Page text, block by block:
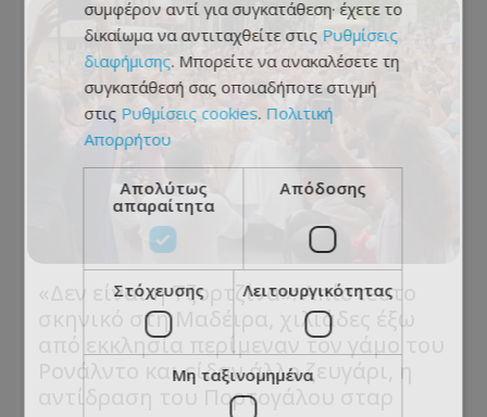
«Δεν είναι η Τζορτζίνα»: Απίστευτο
σκηνικό στη Μαδέιρα, χιλιάδες έξω
από εκκλησία περίμεναν τον γάμο του
Ρονάλντο και είδαν άλλο ζευγάρι, η
αντίδραση του Πορτογάλου σταρ
συμφέρον αντί για συγκατάθεση· έχετε το
δικαίωμα να αντιταχθείτε στις Ρυθμίσεις
διαφήμισης. Μπορείτε να ανακαλέσετε τη
συγκατάθεσή σας οποιαδήποτε στιγμή
στις Ρυθμίσεις cookies. Πολιτική
Απορρήτου
Απολύτως
απαραίτητα
Απόδοσης
Στόχευσης Λειτουργικότητας
Μη ταξινομημένα